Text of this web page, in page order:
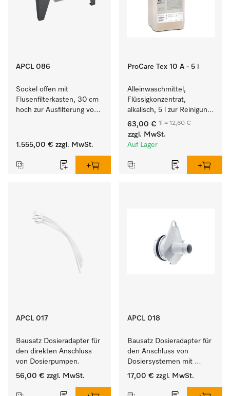
APCL 086
Sockel offen mit
Flusenfilterkasten, 30 cm
hoch zur Ausfilterung von
1.555,00 € zzgl. MwSt.
ProCare Tex 10 A - 5 l
Alleinwaschmittel,
Flüssigkonzentrat,
alkalisch, 5 l zur Reinigung
weißer Textilien und
farbechter Buntwäsche.
63,00 € 1l = 12,60 €
zzgl. MwSt.
Auf Lager
APCL 017
Bausatz Dosieradapter für
den direkten Anschluss
von Dosierpumpen.
56,00 € zzgl. MwSt.
APCL 018
Bausatz Dosieradapter für
den Anschluss von
Dosiersystemen mit
Wassereinspülung.
17,00 € zzgl. MwSt.